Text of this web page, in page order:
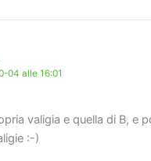
04 alle 16:01
valigia e quella di B, e
:-)